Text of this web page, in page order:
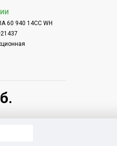
60 940 14CC WH